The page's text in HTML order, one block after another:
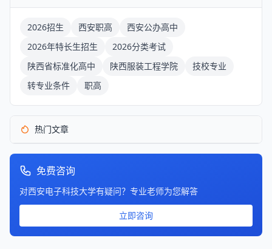
2026招生 西安职高
西安公办高中
2026年特长生招生
2026分类考试
陕西省标准化高中
陕西服装工程学院
技校专业
转专业条件
职高
热门文章
免费咨询
对西安电子科技大学有疑问？专业老师为您解答
立即咨询